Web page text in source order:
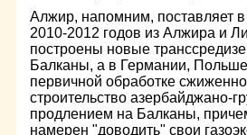
Алжир, напомним, поставляет
2010-2012 годов из Алжира и
построены новые
Балканы, а в Германии,
первичной обработке
строительство азербайджано-
продлением на Балканы,
намерен "доводить" свои